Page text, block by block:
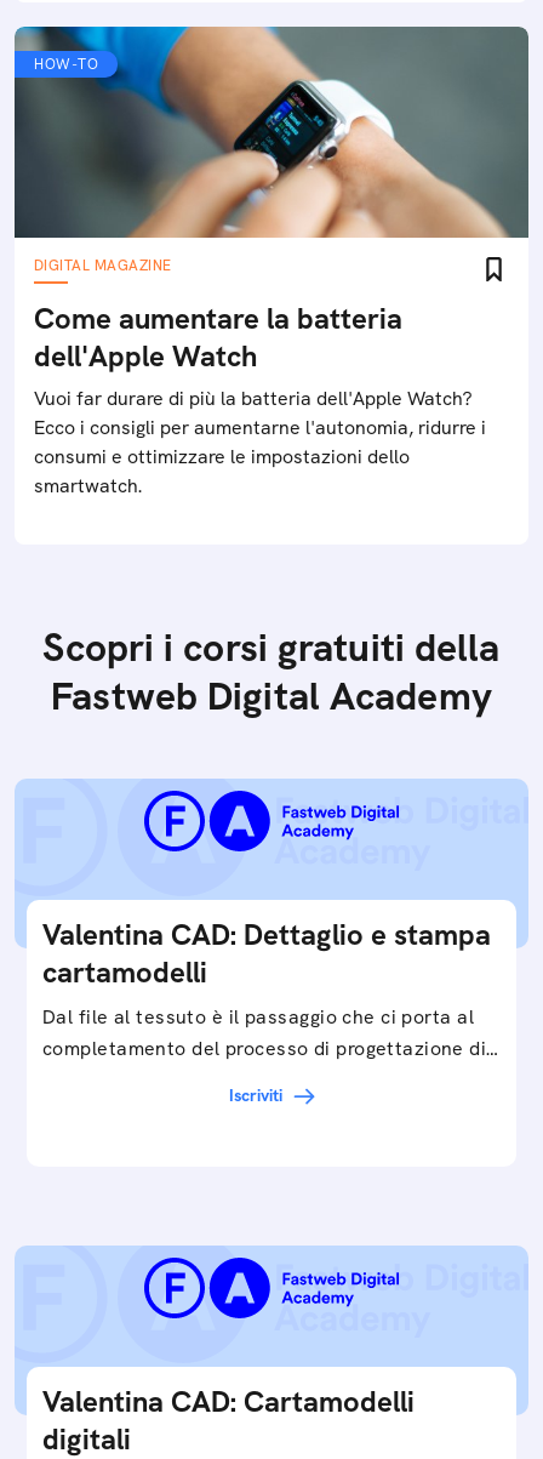
HOW-TO
DIGITAL MAGAZINE
Come aumentare la batteria
dell'Apple Watch
Vuoi far durare di più la batteria dell'Apple Watch?
Ecco i consigli per aumentarne l'autonomia, ridurre i
consumi e ottimizzare le impostazioni dello
smartwatch.
Scopri i corsi gratuiti della
Fastweb Digital Academy
Valentina CAD: Dettaglio e stampa
cartamodelli
Dal file al tessuto è il passaggio che ci porta al
completamento del processo di progettazione di
Iscriviti
Valentina CAD: Cartamodelli
digitali